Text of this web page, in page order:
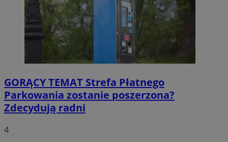
GORĄCY TEMAT Strefa Płatnego
Parkowania zostanie poszerzona?
Zdecydują radni
4